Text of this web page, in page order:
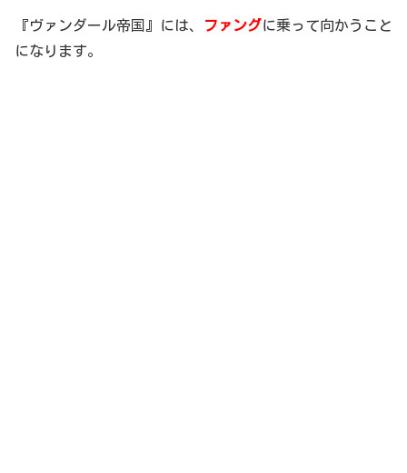
『ヴァンダール帝国』には、 ファングに乗って向かうこと
になります。